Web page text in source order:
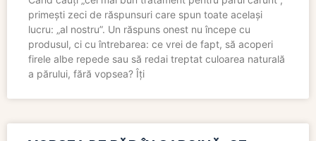
primești zeci de răspunsuri care spun toate același
lucru: „al nostru”. Un răspuns onest nu începe cu
produsul, ci cu întrebarea: ce vrei de fapt, să acoperi
firele albe repede sau să redai treptat culoarea naturală
a părului, fără vopsea? Îți